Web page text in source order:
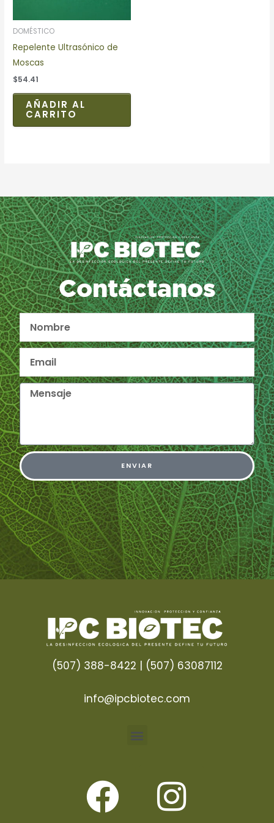
DOMÉSTICO
Repelente Ultrasónico de
Moscas
$54.41
AÑADIR AL
CARRITO
Contáctanos
ENVIAR
(507) 388-8422 | (507) 63087112
info@ipcbiotec.com
Menu
F
a
I
n